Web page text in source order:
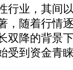
行业，其间
，随着行情
双降的背景
受到资金青